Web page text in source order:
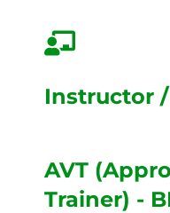
Instructor
AVT
Trainer) -